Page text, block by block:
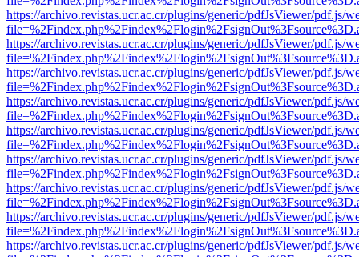
https://archivo.revistas.ucr.ac.cr/plugins/generic/pdfJsViewer/pdf.js/
https://archivo.revistas.ucr.ac.cr/plugins/generic/pdfJsViewer/pdf.js/
https://archivo.revistas.ucr.ac.cr/plugins/generic/pdfJsViewer/pdf.js/
https://archivo.revistas.ucr.ac.cr/plugins/generic/pdfJsViewer/pdf.js/
https://archivo.revistas.ucr.ac.cr/plugins/generic/pdfJsViewer/pdf.js/
https://archivo.revistas.ucr.ac.cr/plugins/generic/pdfJsViewer/pdf.js/
https://archivo.revistas.ucr.ac.cr/plugins/generic/pdfJsViewer/pdf.js/
https://archivo.revistas.ucr.ac.cr/plugins/generic/pdfJsViewer/pdf.js/
https://archivo.revistas.ucr.ac.cr/plugins/generic/pdfJsViewer/pdf.js/